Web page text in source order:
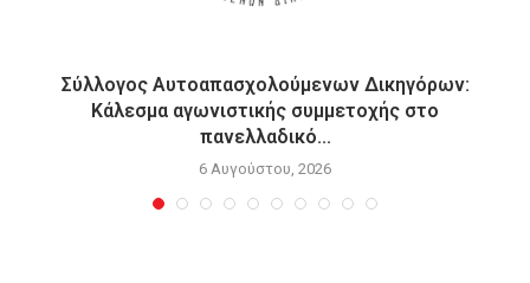
Σύλλογος Αυτοαπασχολούμενων Δικηγόρων:
Κάλεσμα αγωνιστικής συμμετοχής στο
πανελλαδικό...
6 Αυγούστου, 2026